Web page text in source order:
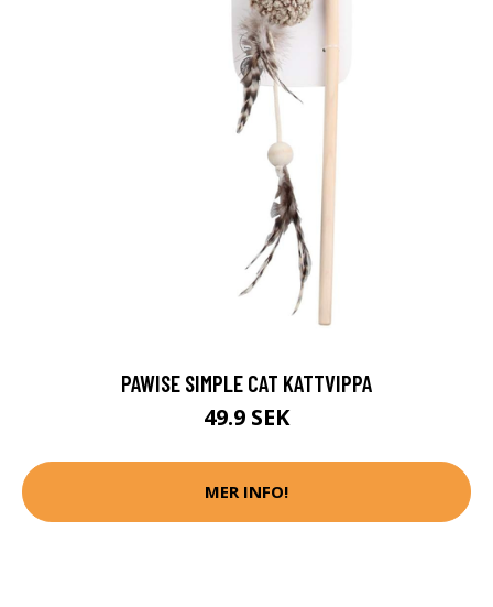
PAWISE SIMPLE CAT KATTVIPPA
49.9 SEK
MER INFO!